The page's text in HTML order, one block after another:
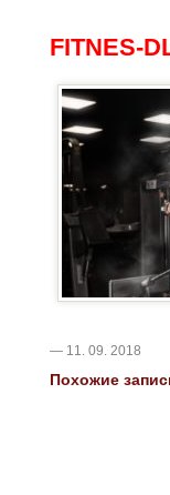
FITNES-
— 11. 09. 2018
Похожие